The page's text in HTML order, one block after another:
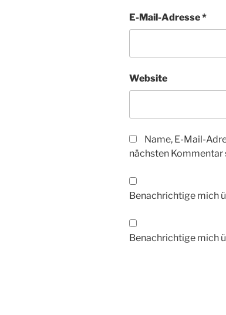
E-Mail-Adresse*
Website
Name, E-Mail-
nächsten Kommentar
Benachrichtige mich
Benachrichtige mich